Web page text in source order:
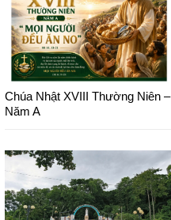
Chúa Nhật XVIII Thường Niên –
Năm A